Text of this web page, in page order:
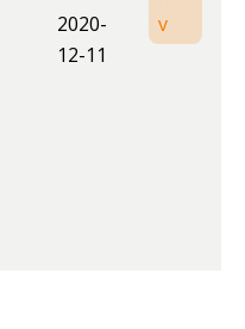
2020-
12-11
v